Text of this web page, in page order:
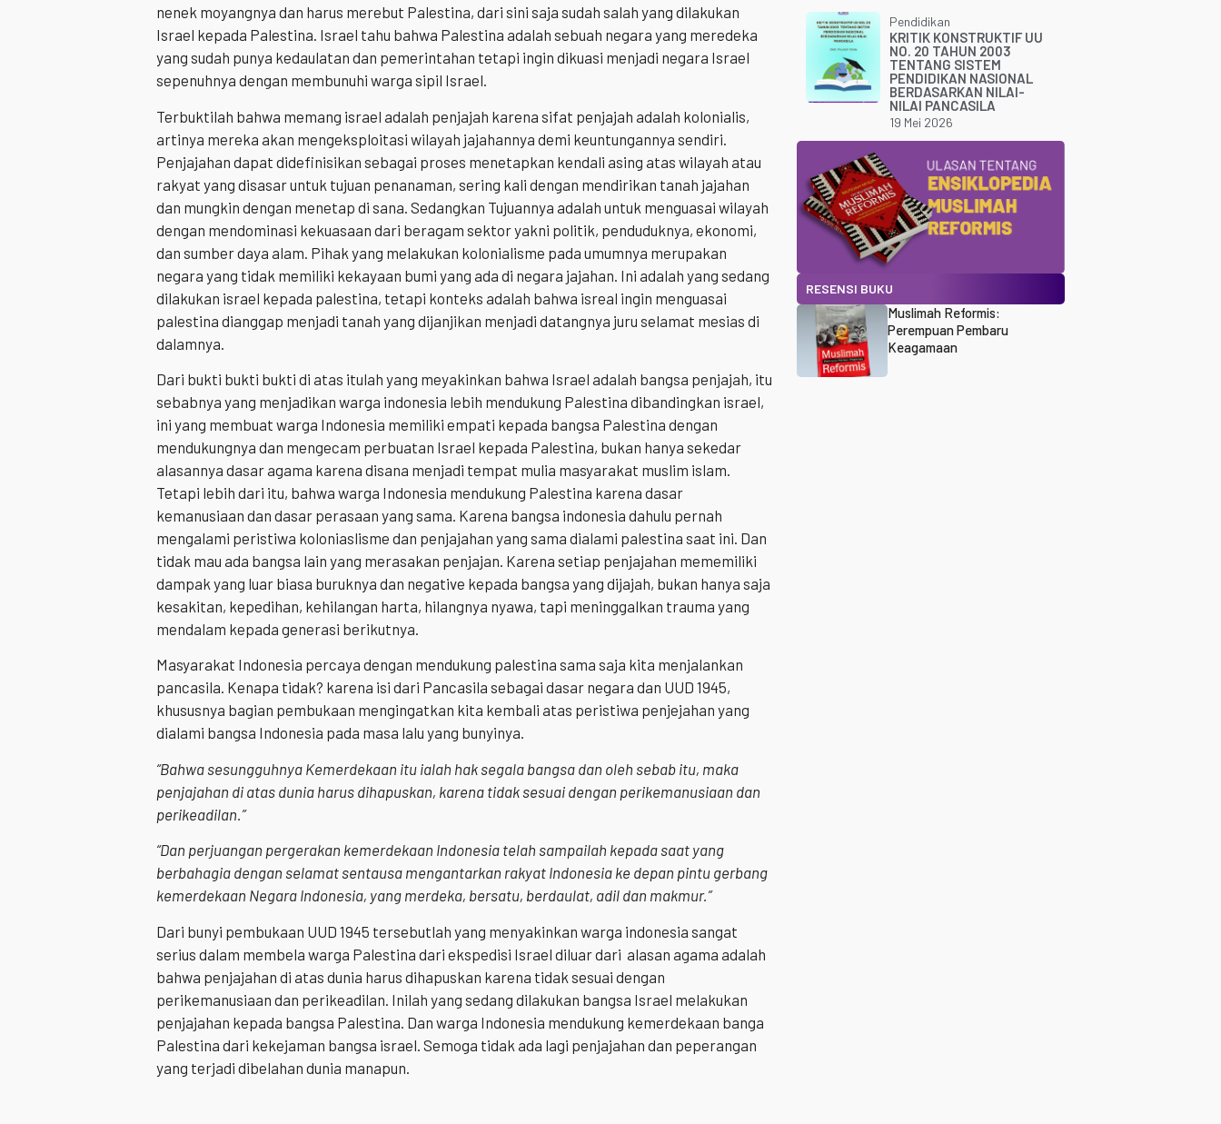
nenek moyangnya dan harus merebut Palestina, dari sini saja sudah salah yang dilakukan
Israel kepada Palestina. Israel tahu bahwa Palestina adalah sebuah negara yang meredeka
yang sudah punya kedaulatan dan pemerintahan tetapi ingin dikuasi menjadi negara Israel
sepenuhnya dengan membunuhi warga sipil Israel.
Terbuktilah bahwa memang israel adalah penjajah karena sifat penjajah adalah kolonialis,
artinya mereka akan mengeksploitasi wilayah jajahannya demi keuntungannya sendiri.
Penjajahan dapat didefinisikan sebagai proses menetapkan kendali asing atas wilayah atau
rakyat yang disasar untuk tujuan penanaman, sering kali dengan mendirikan tanah jajahan
dan mungkin dengan menetap di sana. Sedangkan Tujuannya adalah untuk menguasai wilayah
dengan mendominasi kekuasaan dari beragam sektor yakni politik, penduduknya, ekonomi,
dan sumber daya alam. Pihak yang melakukan kolonialisme pada umumnya merupakan
negara yang tidak memiliki kekayaan bumi yang ada di negara jajahan. Ini adalah yang sedang
dilakukan israel kepada palestina, tetapi konteks adalah bahwa isreal ingin menguasai
palestina dianggap menjadi tanah yang dijanjikan menjadi datangnya juru selamat mesias di
dalamnya.
Dari bukti bukti bukti di atas itulah yang meyakinkan bahwa Israel adalah bangsa penjajah, itu
sebabnya yang menjadikan warga indonesia lebih mendukung Palestina dibandingkan israel,
ini yang membuat warga Indonesia memiliki empati kepada bangsa Palestina dengan
mendukungnya dan mengecam perbuatan Israel kepada Palestina, bukan hanya sekedar
alasannya dasar agama karena disana menjadi tempat mulia masyarakat muslim islam.
Tetapi lebih dari itu, bahwa warga Indonesia mendukung Palestina karena dasar
kemanusiaan dan dasar perasaan yang sama. Karena bangsa indonesia dahulu pernah
mengalami peristiwa koloniaslisme dan penjajahan yang sama dialami palestina saat ini. Dan
tidak mau ada bangsa lain yang merasakan penjajan. Karena setiap penjajahan mememiliki
dampak yang luar biasa buruknya dan negative kepada bangsa yang dijajah, bukan hanya saja
kesakitan, kepedihan, kehilangan harta, hilangnya nyawa, tapi meninggalkan trauma yang
mendalam kepada generasi berikutnya.
Masyarakat Indonesia percaya dengan mendukung palestina sama saja kita menjalankan
pancasila. Kenapa tidak? karena isi dari Pancasila sebagai dasar negara dan UUD 1945,
khususnya bagian pembukaan mengingatkan kita kembali atas peristiwa penjejahan yang
dialami bangsa Indonesia pada masa lalu yang bunyinya.
“Bahwa sesungguhnya Kemerdekaan itu ialah hak segala bangsa dan oleh sebab itu, maka
penjajahan di atas dunia harus dihapuskan, karena tidak sesuai dengan perikemanusiaan dan
perikeadilan.”
“Dan perjuangan pergerakan kemerdekaan Indonesia telah sampailah kepada saat yang
berbahagia dengan selamat sentausa mengantarkan rakyat Indonesia ke depan pintu gerbang
kemerdekaan Negara Indonesia, yang merdeka, bersatu, berdaulat, adil dan makmur.”
Dari bunyi pembukaan UUD 1945 tersebutlah yang menyakinkan warga indonesia sangat
serius dalam membela warga Palestina dari ekspedisi Israel diluar dari alasan agama adalah
bahwa penjajahan di atas dunia harus dihapuskan karena tidak sesuai dengan
perikemanusiaan dan perikeadilan. Inilah yang sedang dilakukan bangsa Israel melakukan
penjajahan kepada bangsa Palestina. Dan warga Indonesia mendukung kemerdekaan banga
Palestina dari kekejaman bangsa israel. Semoga tidak ada lagi penjajahan dan peperangan
yang terjadi dibelahan dunia manapun.
Pendidikan
KRITIK KONSTRUKTIF UU
NO. 20 TAHUN 2003
TENTANG SISTEM
PENDIDIKAN NASIONAL
BERDASARKAN NILAI-
NILAI PANCASILA
19 Mei 2026
RESENSI BUKU
Muslimah Reformis:
Perempuan Pembaru
Keagamaan